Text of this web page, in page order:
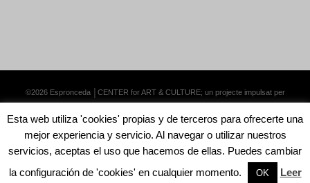
©2026 Espronceda │CENTER for ART & CULTURE; un projecte impulsat per
Esta web utiliza 'cookies' propias y de terceros para ofrecerte una
mejor experiencia y servicio. Al navegar o utilizar nuestros
servicios, aceptas el uso que hacemos de ellas. Puedes cambiar
la configuración de 'cookies' en cualquier momento.
OK Leer
Català Español